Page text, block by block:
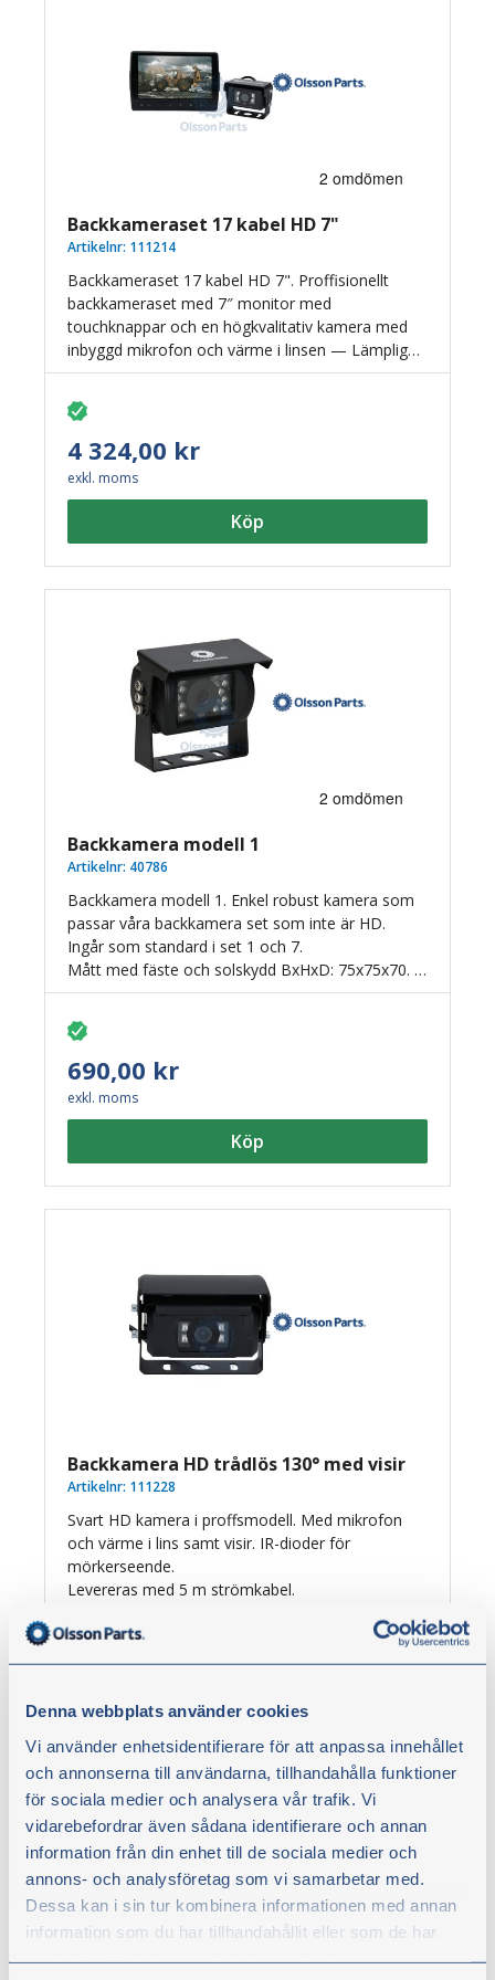
Denna webbplats använder cookies
Vi använder enhetsidentifierare för att anpassa innehållet
och annonserna till användarna, tillhandahålla funktioner
för sociala medier och analysera vår trafik. Vi
vidarebefordrar även sådana identifierare och annan
information från din enhet till de sociala medier och
annons- och analysföretag som vi samarbetar med.
Dessa kan i sin tur kombinera informationen med annan
information som du har tillhandahållit eller som de har
Backkameraset 17 kabel HD 7"
Artikelnr: 111214
Backkameraset 17 kabel HD 7". Proffisionellt
backkameraset med 7″ monitor med
touchknappar och en högkvalitativ kamera med
inbyggd mikrofon och värme i linsen — Lämplig
för montering på traktorer, lastmaskiner, släp eller
entreprenadfordon. Systemet kan byggas ut med
upp till 3 kameror för maximal sikt bakåt eller runt
fordonet. Kameran kan aktiveras med trigger-
funktion vid backning eller när signal ges.
Backkameran ger föraren förbättrad översikt och
säkerhet — även i mörker eller trånga utrymmen.
4 324,00 kr
exkl. moms
Köp
Backkamera modell 1
Artikelnr: 40786
Backkamera modell 1. Enkel robust kamera som
passar våra backkamera set som inte är HD.
Ingår som standard i set 1 och 7.
Mått med fäste och solskydd BxHxD: 75x75x70.
Inklusive 50 cm kabel. Anslutning 4 stift.
690,00 kr
exkl. moms
Köp
Backkamera HD trådlös 130° med visir
Artikelnr: 111228
Svart HD kamera i proffsmodell. Med mikrofon
och värme i lins samt visir. IR-dioder för
mörkerseende.
Levereras med 5 m strömkabel.
exkl. moms
Köp